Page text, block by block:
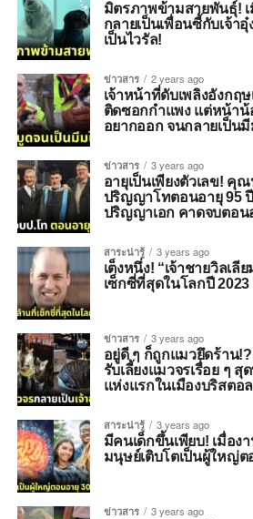
มิตรภาพข้ามสายพันธุ์! เ
กลายเป็นเพื่อนซี้กับเจ้า
เป็นไวรัล!
ข่าวสาร 2 years ago
เจ้าหน้าที่ดับเพลิงอังกฤ
ติดซอกกำแพง แต่หน้าน้
อยากออก จนกลายเป็น
ข่าวสาร 3 years ago
อายุเป็นเพียงตัวเลข! คุ
ปริญญาโทตอนอายุ 95 ปี
ปริญญาเอก คาดจบตอน
สาระน่ารู้ 3 years ago
เต็งหนึ่ง! “เจ้าชายวิลเลี
เซ็กซี่ที่สุดในโลกปี 2023
ข่าวสาร 3 years ago
อยู่ดี ๆ ก็ถูกแมวยึดร้าน
รับเลี้ยงแมวจรเรื่อย ๆ
แห่งแรกในเมืองบริสตอล
สาระน่ารู้ 3 years ago
มีคนเด็กขึ้นเพียบ! เมื่องา
มนุษย์เติบโตเป็นผู้ใหญ่ต
ข่าวสาร 3 years ago